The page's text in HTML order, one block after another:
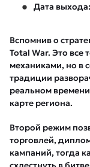
Дата
Вспомнив о
Total War. Это все
механиками, но в
традиции
реальном
карте региона.
Второй режим
торговлей,
кампаний, тогда